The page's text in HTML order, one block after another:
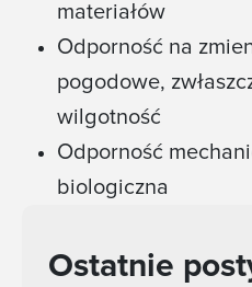
materiałów
Odporność na
pogodowe,
wilgotność
Odporność
biologiczna
Ostatnie